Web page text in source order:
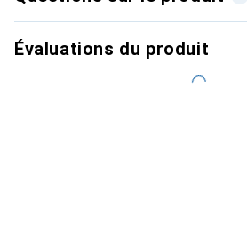
Évaluations du produit